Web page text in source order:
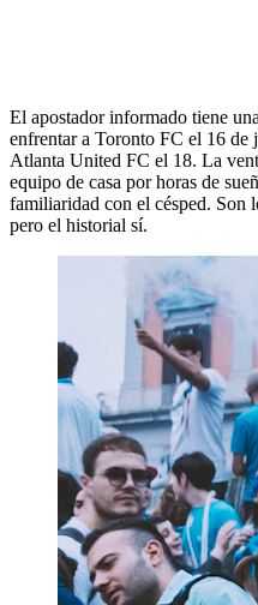
El apostador informado tiene
enfrentar a Toronto FC el 16
Atlanta United FC el 18. La
equipo de casa por horas de
familiaridad con el césped. Son
pero el historial sí.